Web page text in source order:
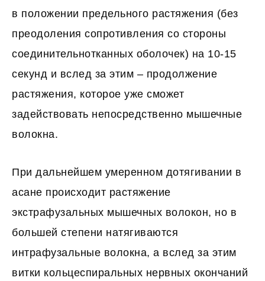
в положении предельного растяжения (без
преодоления сопротивления со стороны
соединительнотканных оболочек) на 10-15
секунд и вслед за этим – продолжение
растяжения, которое уже сможет
задействовать непосредственно мышечные
волокна.
При дальнейшем умеренном дотягивании в
асане происходит растяжение
экстрафузальных мышечных волокон, но в
большей степени натягиваются
интрафузальные волокна, а вслед за этим
витки кольцеспиральных нервных окончаний